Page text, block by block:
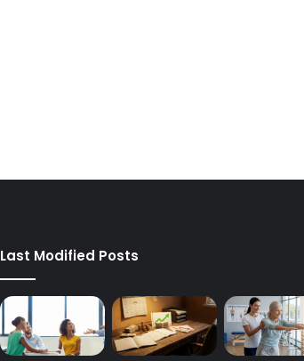
Last Modified Posts